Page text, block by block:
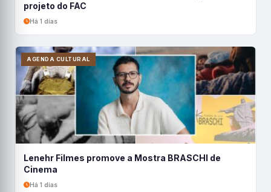
projeto do FAC
Há 1 dias
AGENDA CULTURAL
Lenehr Filmes promove a Mostra BRASCHI de
Cinema
Há 1 dias